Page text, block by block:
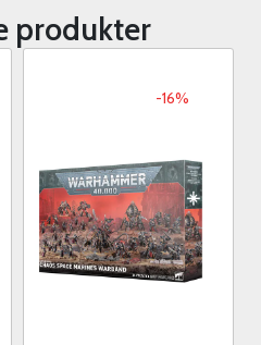
produkter
-16%